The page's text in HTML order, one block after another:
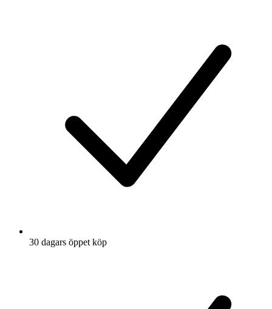
30 dagars öppet köp